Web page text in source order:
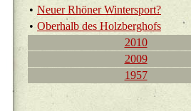
• Neuer Rhö­ner Win­ter­sport?
• Ober­halb des Holz­berg­hofs
2010
2009
1957